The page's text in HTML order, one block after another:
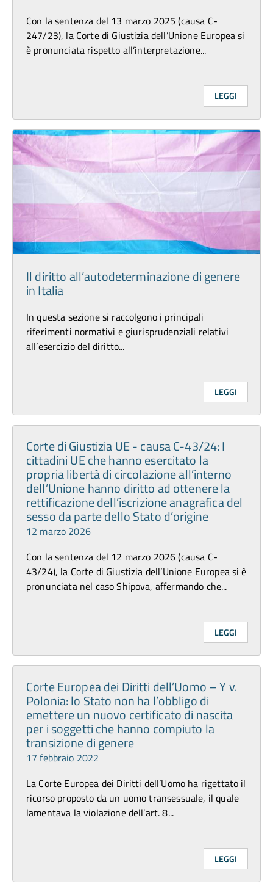
Con la sentenza del 13 marzo 2025 (causa C-
247/23), la Corte di Giustizia dell’Unione Europea si
è pronunciata rispetto all’interpretazione...
LEGGI
Il diritto all’autodeterminazione di genere
in Italia
In questa sezione si raccolgono i principali
riferimenti normativi e giurisprudenziali relativi
all’esercizio del diritto...
LEGGI
Corte di Giustizia UE - causa C-43/24: I
cittadini UE che hanno esercitato la
propria libertà di circolazione all’interno
dell’Unione hanno diritto ad ottenere la
rettificazione dell’iscrizione anagrafica del
sesso da parte dello Stato d’origine
12 marzo 2026
Con la sentenza del 12 marzo 2026 (causa C-
43/24), la Corte di Giustizia dell’Unione Europea si è
pronunciata nel caso Shipova, affermando che...
LEGGI
Corte Europea dei Diritti dell’Uomo – Y v.
Polonia: lo Stato non ha l’obbligo di
emettere un nuovo certificato di nascita
per i soggetti che hanno compiuto la
transizione di genere
17 febbraio 2022
La Corte Europea dei Diritti dell’Uomo ha rigettato il
ricorso proposto da un uomo transessuale, il quale
lamentava la violazione dell’art. 8...
LEGGI